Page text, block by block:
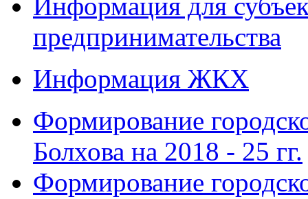
Информация для
предпринимательства
Информация ЖКХ
Формирование
Болхова на 2018 - 25 гг.
Формирование